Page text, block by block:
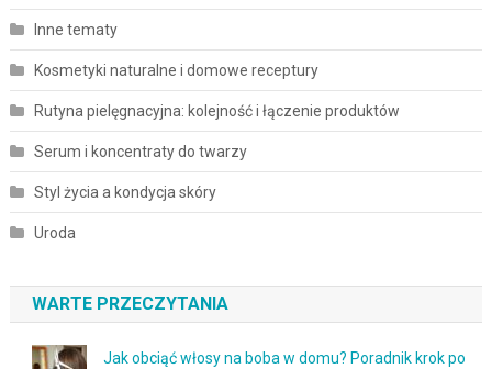
Inne tematy
Kosmetyki naturalne i domowe receptury
Rutyna pielęgnacyjna: kolejność i łączenie produktów
Serum i koncentraty do twarzy
Styl życia a kondycja skóry
Uroda
WARTE PRZECZYTANIA
Jak obciąć włosy na boba w domu? Poradnik krok po